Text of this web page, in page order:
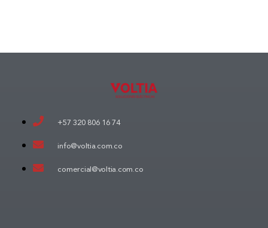
+57 320 806 16 74
info@voltia.com.co
comercial@voltia.com.co